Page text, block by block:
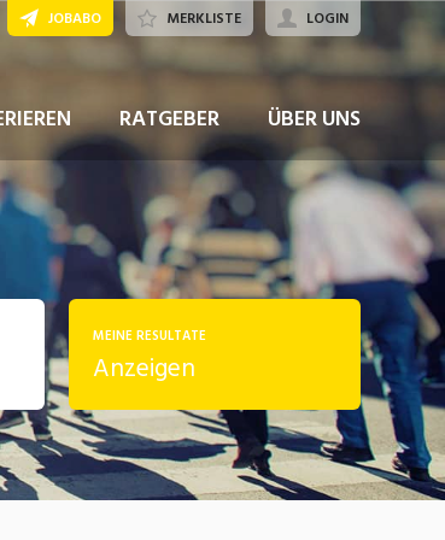
RATGEBER ÜBER UNS
JOBABO MERKLISTE LOGIN
MEINE RESULTATE
Anzeigen
JETZT BEWERBEN